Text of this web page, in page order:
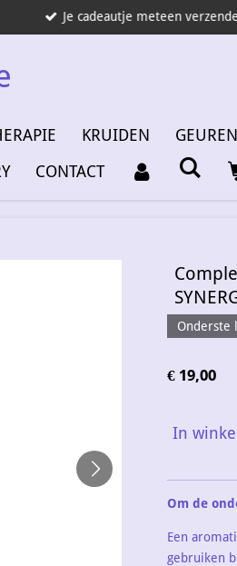
Je cadeautje meteen
KRUIDEN GEUREN
CONTACT
Onderste
€ 19,00
In
Om de
Een
gebruiken